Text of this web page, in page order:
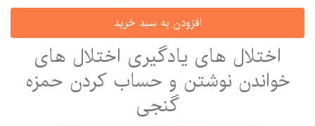
اختلال های یادگیری اختلال های
خواندن نوشتن و حساب کردن حمزه
گنجی